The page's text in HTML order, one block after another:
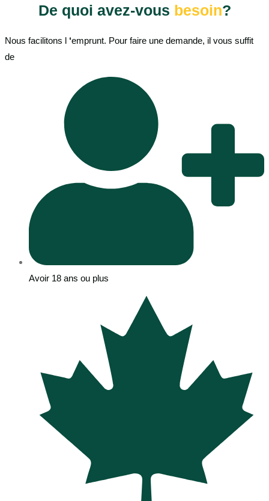
De quoi avez-vous besoin?
Nous facilitons l ‘emprunt. Pour faire une demande, il vous suffit
de
Avoir 18 ans ou plus